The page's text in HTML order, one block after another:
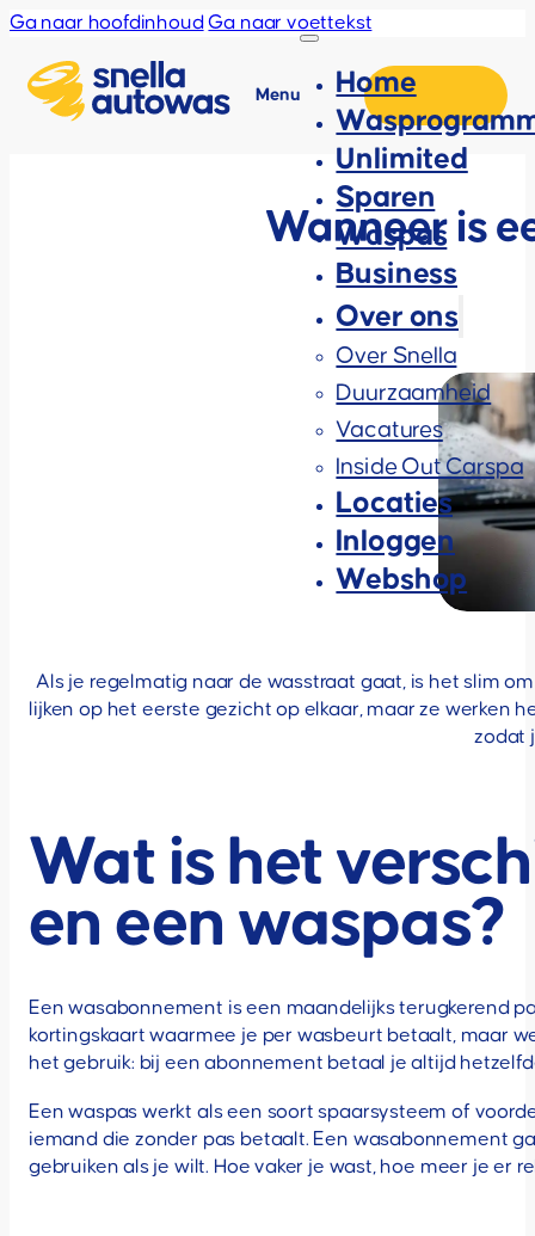
Ga naar hoofdinhoud Ga naar voettekst
Menu
Home
Unlimited
Sparen
Waspas
Business
Over ons
Over Snella
Duurzaamheid
Vacatures
Inside Out Carspa
Locaties
Inloggen
Webshop
Wanneer is
Als je regelmatig naar de wasstraat gaat, is het slim
lijken op het eerste gezicht op elkaar, maar ze werken
zodat
Wat is het
en een waspas?
Een wasabonnement is een maandelijks terugkerend
kortingskaart waarmee je per wasbeurt betaalt, maar
het gebruik: bij een abonnement betaal je altijd
Een waspas werkt als een soort spaarsysteem of
iemand die zonder pas betaalt. Een wasabonnement
gebruiken als je wilt. Hoe vaker je wast, hoe meer je